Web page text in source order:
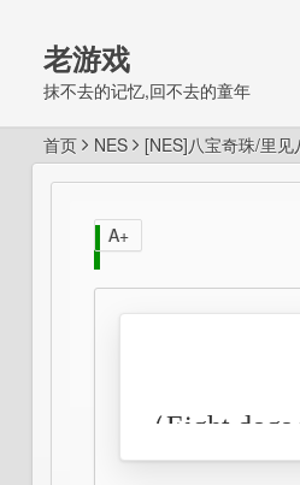
老游戏
抹不去的记忆,回不去的童年
首页 NES [NES]八宝奇珠/里见
（Eight
A+